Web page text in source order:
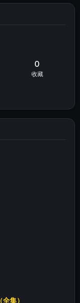
0
收藏
集）